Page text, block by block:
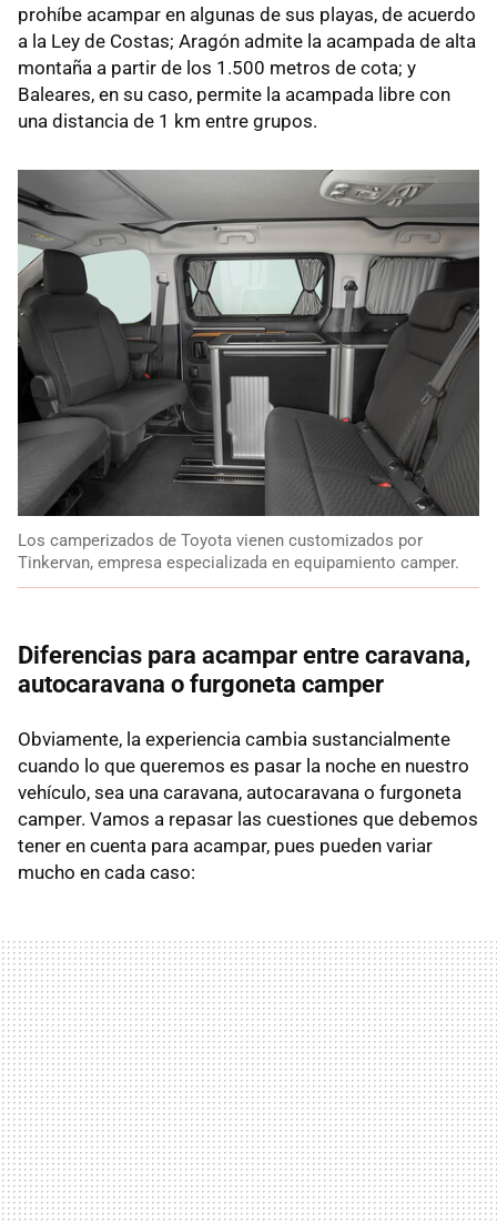
prohíbe acampar en algunas de sus playas, de acuerdo
a la Ley de Costas; Aragón admite la acampada de alta
montaña a partir de los 1.500 metros de cota; y
Baleares, en su caso, permite la acampada libre con
una distancia de 1 km entre grupos.
Los camperizados de Toyota vienen customizados por
Tinkervan, empresa especializada en equipamiento camper.
Diferencias para acampar entre caravana,
autocaravana o furgoneta camper
Obviamente, la experiencia cambia sustancialmente
cuando lo que queremos es pasar la noche en nuestro
vehículo, sea una caravana, autocaravana o furgoneta
camper. Vamos a repasar las cuestiones que debemos
tener en cuenta para acampar, pues pueden variar
mucho en cada caso: